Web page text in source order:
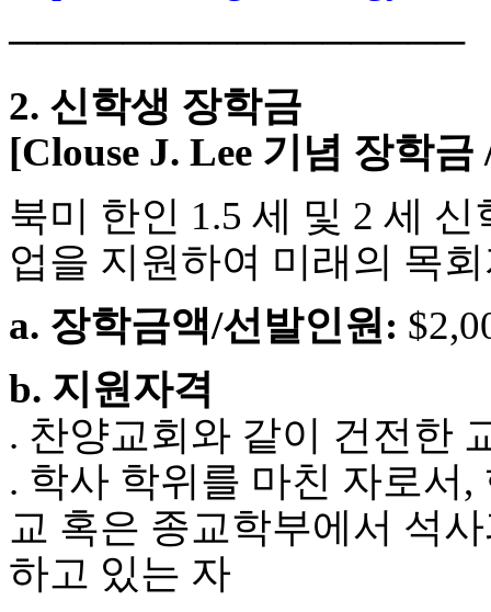
남
시
알
리
후
기
가
평
기
부
약
리
스
구
────────────────
2. 신학생 장학금
[Clouse J. Lee 기념 장학
북미 한인 1.5 세 및 2 세
업을 지원하여 미래의 목
a. 장학금액/선발인원:
b. 지원자격
. 찬양교회와 같이 건전한
. 학사 학위를 마친 자로서
교 혹은 종교학부에서 석
하고 있는 자